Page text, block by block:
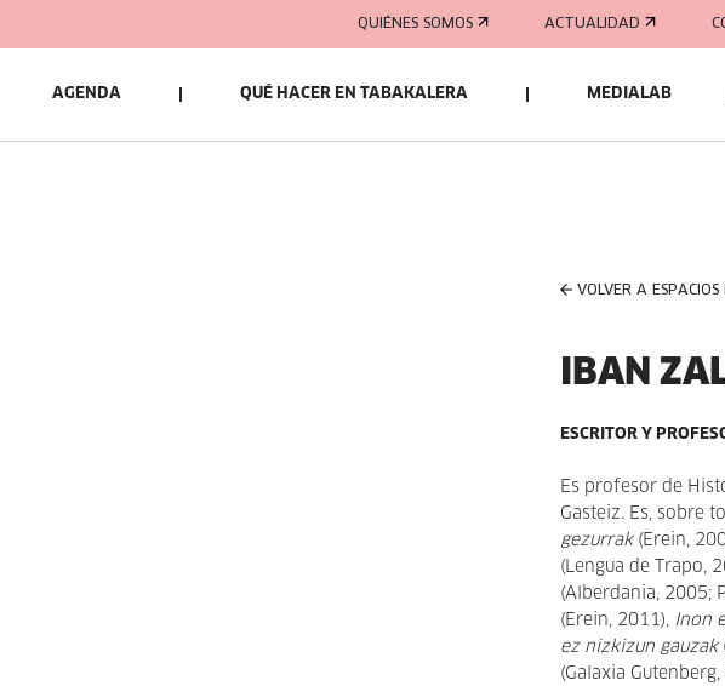
QUIÉNES SOMOS ACTUALIDAD
AGENDA QUÉ HACER EN TABAKALERA MEDIALAB
VOLVER A
IBAN
ESCRITOR Y
Es profesor de
Gasteiz. Es, sobre
gezurrak(Erein,
(Lengua de Trapo,
(Alberdania, 2005;
(Erein, 2011), Inon
ez nizkizun gauzak
(Galaxia